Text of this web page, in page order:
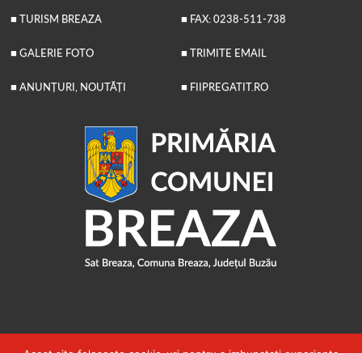
■ TURISM BREAZA
■ GALERIE FOTO
■ ANUNȚURI, NOUTĂȚI
■ FAX: 0238-511-738
■ TRIMITE EMAIL
■ FIIPREGATIT.RO